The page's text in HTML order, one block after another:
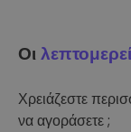
Οι
Χρειάζεστε
να αγοράσετε ;